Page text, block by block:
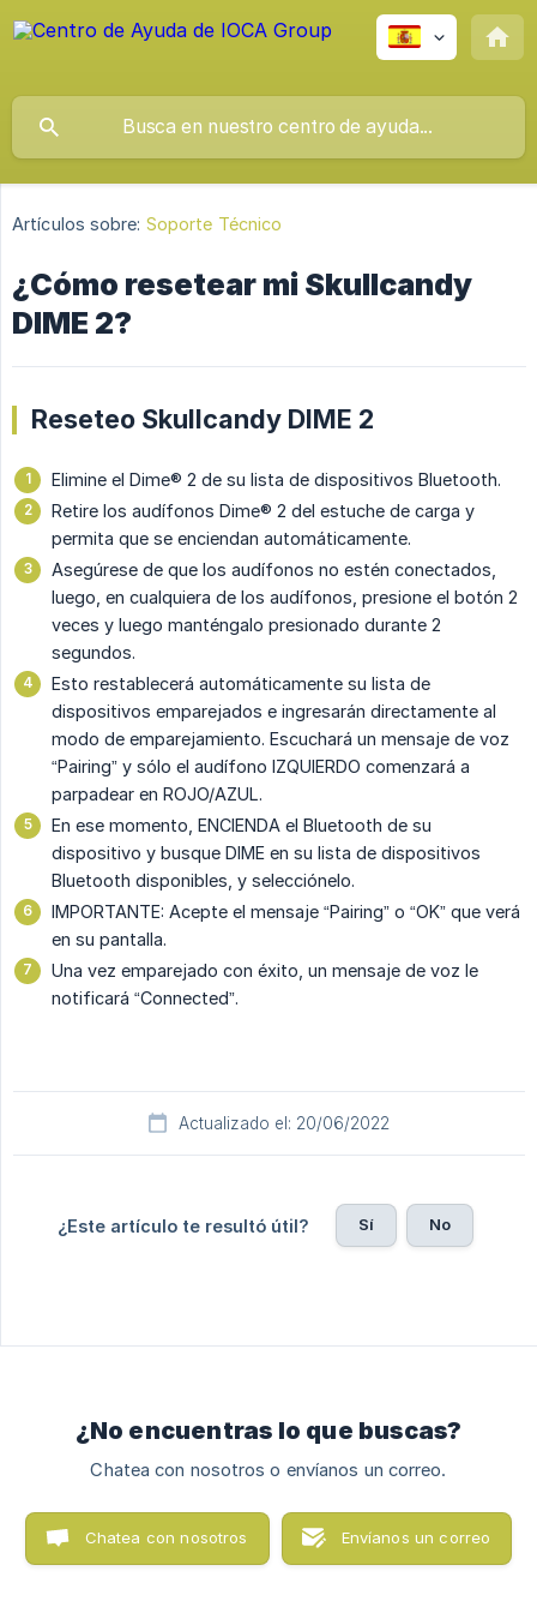
Artículos sobre: Soporte Técnico
¿Cómo resetear mi Skullcandy
DIME 2?
Reseteo Skullcandy DIME 2
Elimine el Dime® 2 de su lista de dispositivos Bluetooth.
Retire los audífonos Dime® 2 del estuche de carga y
permita que se enciendan automáticamente.
Asegúrese de que los audífonos no estén conectados,
luego, en cualquiera de los audífonos, presione el botón 2
veces y luego manténgalo presionado durante 2
segundos.
Esto restablecerá automáticamente su lista de
dispositivos emparejados e ingresarán directamente al
modo de emparejamiento. Escuchará un mensaje de voz
“Pairing” y sólo el audífono IZQUIERDO comenzará a
parpadear en ROJO/AZUL.
En ese momento, ENCIENDA el Bluetooth de su
dispositivo y busque DIME en su lista de dispositivos
Bluetooth disponibles, y selecciónelo.
IMPORTANTE: Acepte el mensaje “Pairing” o “OK” que verá
en su pantalla.
Una vez emparejado con éxito, un mensaje de voz le
notificará “Connected”.
Actualizado el: 20/06/2022
¿Este artículo te resultó útil? Sí No
¿No encuentras lo que buscas?
Chatea con nosotros o envíanos un correo.
Chatea con nosotros Envíanos un correo